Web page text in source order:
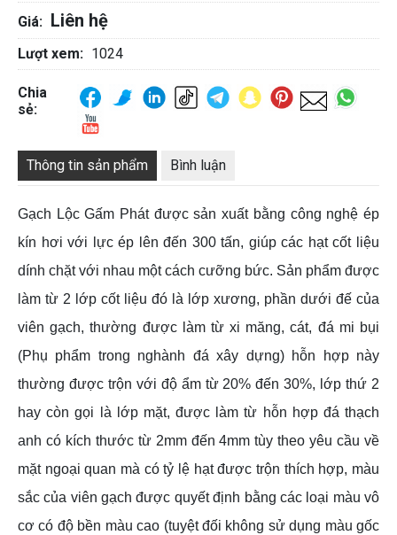
Giá: Liên hệ
Lượt xem: 1024
Chia
sẻ:
Thông tin sản phẩm Bình luận
Gạch Lộc Gấm Phát được sản xuất bằng công nghệ ép
kín hơi với lực ép lên đến 300 tấn, giúp các hạt cốt liệu
dính chặt với nhau một cách cưỡng bức. Sản phẩm được
làm từ 2 lớp cốt liệu đó là lớp xương, phần dưới đế của
viên gạch, thường được làm từ xi măng, cát, đá mi bụi
(Phụ phẩm trong nghành đá xây dựng) hỗn hợp này
thường được trộn với độ ẩm từ 20% đến 30%, lớp thứ 2
hay còn gọi là lớp mặt, được làm từ hỗn hợp đá thạch
anh có kích thước từ 2mm đến 4mm tùy theo yêu cầu về
mặt ngoại quan mà có tỷ lệ hạt được trộn thích hợp, màu
sắc của viên gạch được quyết định bằng các loại màu vô
cơ có độ bền màu cao (tuyệt đối không sử dụng màu gốc